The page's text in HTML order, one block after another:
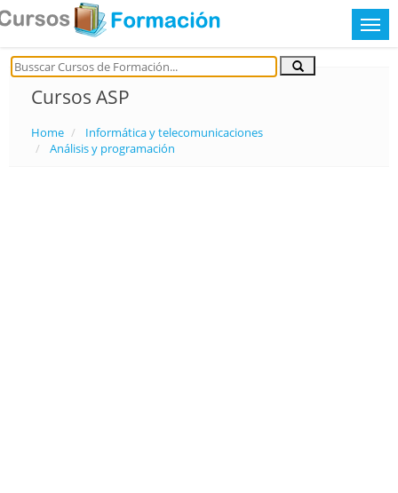
Cursos ASP
Home
Informática y telecomunicaciones
Análisis y programación